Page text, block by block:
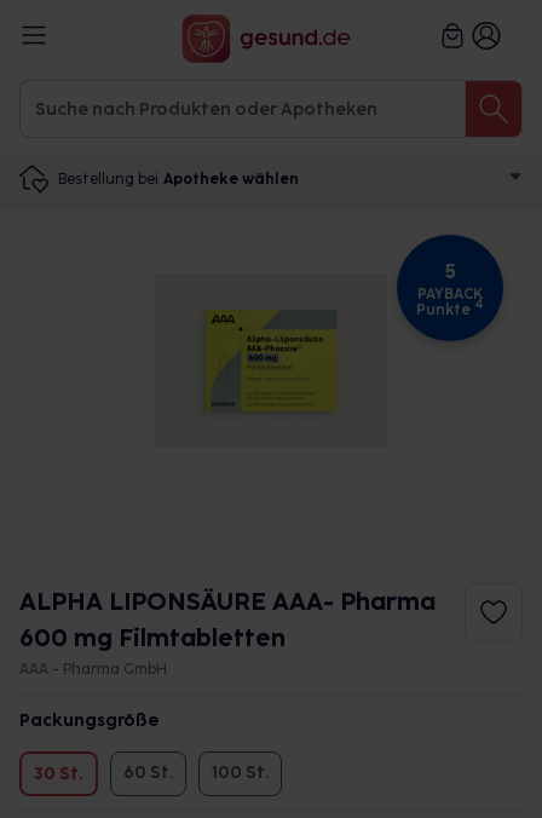
Bestellung bei Apotheke wählen
5
PAYBACK
Punkte 4
ALPHA LIPONSÄURE AAA- Pharma
600 mg Filmtabletten
AAA - Pharma GmbH
Packungsgröße
30 St. 60 St. 100 St.